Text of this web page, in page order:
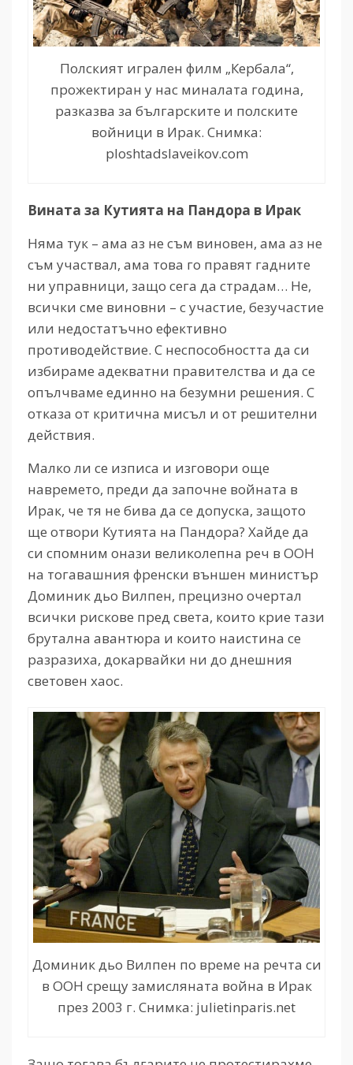
Полският игрален филм „Кербала“,
прожектиран у нас миналата година,
разказва за българските и полските
войници в Ирак. Снимка:
ploshtadslaveikov.com
Вината за Кутията на Пандора в Ирак
Няма тук – ама аз не съм виновен, ама аз не
съм участвал, ама това го правят гадните
ни управници, защо сега да страдам… Не,
всички сме виновни – с участие, безучастие
или недостатъчно ефективно
противодействие. С неспособността да си
избираме адекватни правителства и да се
опълчваме единно на безумни решения. С
отказа от критична мисъл и от решителни
действия.
Малко ли се изписа и изговори още
навремето, преди да започне войната в
Ирак, че тя не бива да се допуска, защото
ще отвори Кутията на Пандора? Хайде да
си спомним онази великолепна реч в ООН
на тогавашния френски външен министър
Доминик дьо Вилпен, прецизно очертал
всички рискове пред света, които крие тази
брутална авантюра и които наистина се
разразиха, докарвайки ни до днешния
световен хаос.
Доминик дьо Вилпен по време на речта си
в ООН срещу замисляната война в Ирак
през 2003 г. Снимка: julietinparis.net